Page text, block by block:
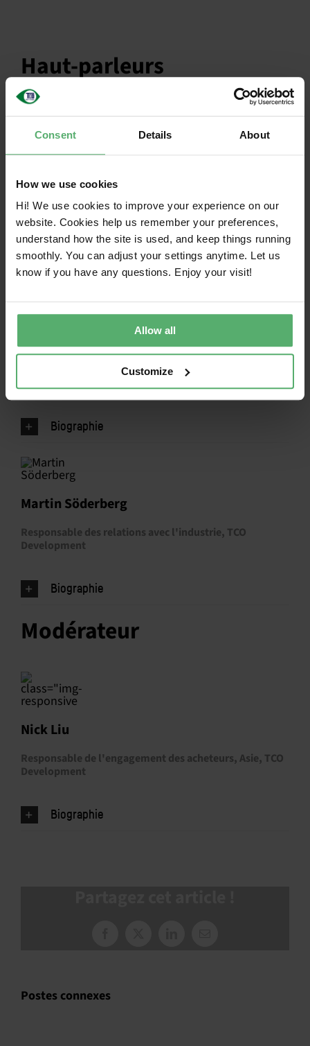
Consent Details About
How we use cookies
Hi! We use cookies to improve your experience on our
website. Cookies help us remember your preferences,
understand how the site is used, and keep things running
smoothly. You can adjust your settings anytime. Let us
know if you have any questions. Enjoy your visit!
Allow all
Customize
Haut-parleurs
Michael Buchanan
Responsable des fournisseurs de TIC, Northern Beaches
Council, Australie
Biographie
Mark Petruzzi
Director Responsable de l'engagement stratégique,
Biographie
Martin Söderberg
Responsable des relations avec l'industrie, TCO
Development
Biographie
Modérateur
Nick Liu
Responsable de l'engagement des acheteurs, Asie, TCO
Development
Biographie
Postes connexes